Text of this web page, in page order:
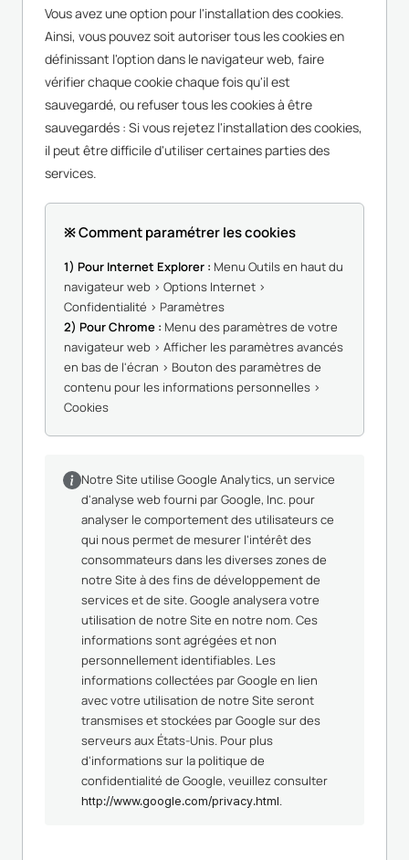
Vous avez une option pour l'installation des cookies.
Ainsi, vous pouvez soit autoriser tous les cookies en
définissant l'option dans le navigateur web, faire
vérifier chaque cookie chaque fois qu'il est
sauvegardé, ou refuser tous les cookies à être
sauvegardés : Si vous rejetez l'installation des cookies,
il peut être difficile d'utiliser certaines parties des
services.
※ Comment paramétrer les cookies
1) Pour Internet Explorer : Menu Outils en haut du
navigateur web > Options Internet >
Confidentialité > Paramètres
2) Pour Chrome : Menu des paramètres de votre
navigateur web > Afficher les paramètres avancés
en bas de l'écran > Bouton des paramètres de
contenu pour les informations personnelles >
Cookies
Notre Site utiliseGoogle Analytics, un service
d'analyse web fourni par Google, Inc. pour
analyser le comportement des utilisateurs ce
qui nous permet de mesurer l'intérêt des
consommateurs dans les diverses zones de
notre Site à des fins de développement de
services et de site. Google analysera votre
utilisation de notre Site en notre nom. Ces
informations sont agrégées et non
personnellement identifiables. Les
informations collectées par Google en lien
avec votre utilisation de notre Site seront
transmises et stockées par Google sur des
serveurs aux États-Unis. Pour plus
d'informations sur la politique de
confidentialité de Google, veuillez consulter
http://www.google.com/privacy.html.